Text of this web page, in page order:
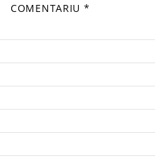
COMENTARIU *